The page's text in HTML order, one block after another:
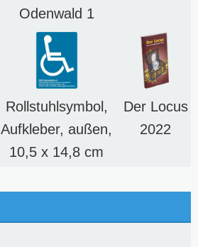
Odenwald 1
Rollstuhlsymbol,
Aufkleber, außen,
10,5 x 14,8 cm
Der Locus
2022